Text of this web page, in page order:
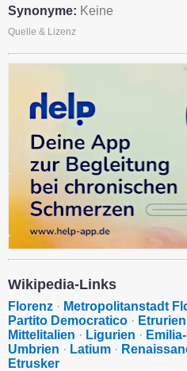
Synonyme: Keine
Quelle & Lizenz
Wikipedia-Links
Florenz · Metropolitanstadt
Partito Democratico · Etrurien
Mittelitalien · Ligurien ·
Umbrien · Latium ·
Etrusker